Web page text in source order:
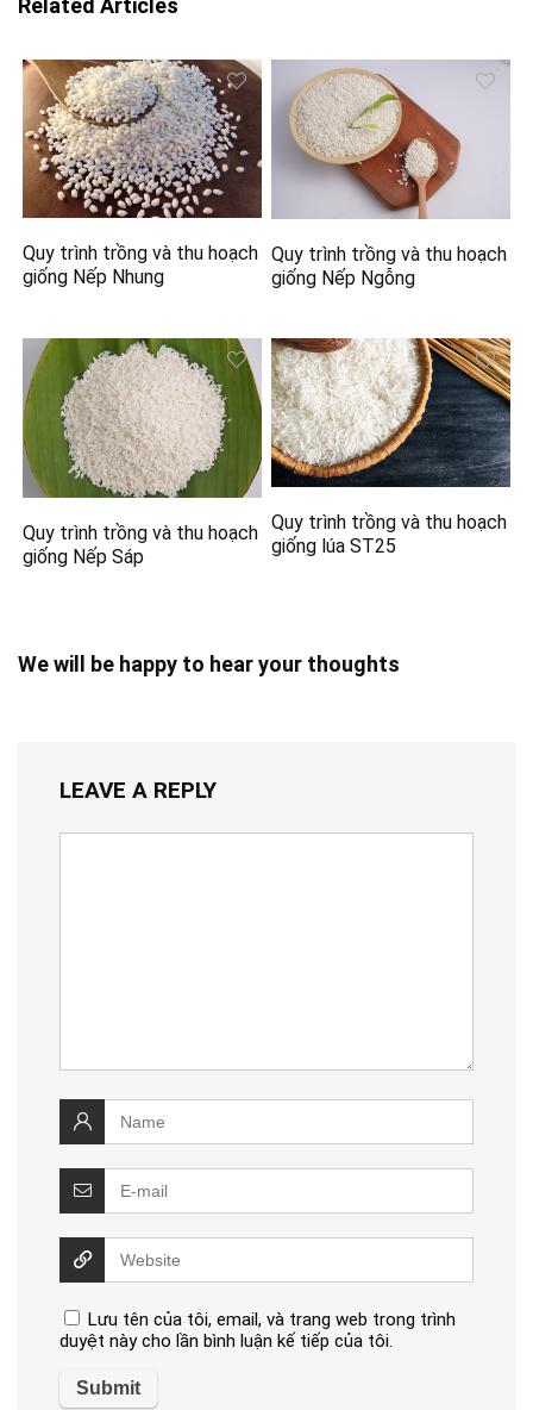
Related Articles
Quy trình trồng và thu hoạch
giống Nếp Nhung
Quy trình trồng và thu hoạch
giống Nếp Ngỗng
Quy trình trồng và thu hoạch
giống Nếp Sáp
Quy trình trồng và thu hoạch
giống lúa ST25
We will be happy to hear your thoughts
LEAVE A REPLY
Lưu tên của tôi, email, và trang web trong trình
duyệt này cho lần bình luận kế tiếp của tôi.